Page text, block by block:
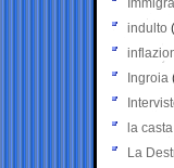
indulto
Ingroia
la casta
La